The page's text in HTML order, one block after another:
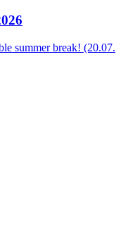
summer break! (20.07.